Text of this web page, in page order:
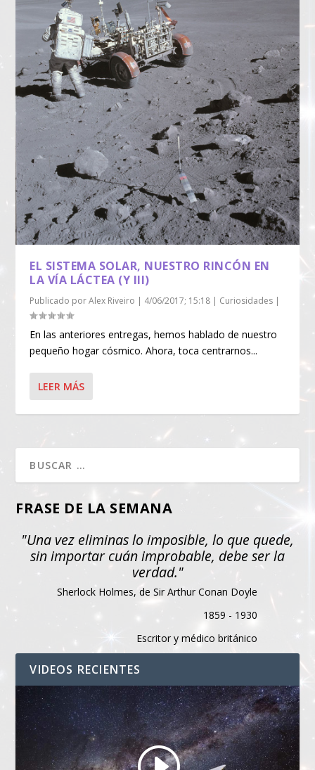
EL SISTEMA SOLAR, NUESTRO RINCÓN EN
LA VÍA LÁCTEA (Y III)
Publicado porAlex Riveiro | 4/06/2017; 15:18 | Curiosidades |
En las anteriores entregas, hemos hablado de nuestro
pequeño hogar cósmico. Ahora, toca centrarnos...
LEER MÁS
FRASE DE LA SEMANA
"Una vez eliminas lo imposible, lo que quede,
sin importar cuán improbable, debe ser la
verdad."
Sherlock Holmes, de Sir Arthur Conan Doyle
1859 - 1930
Escritor y médico británico
VIDEOS RECIENTES